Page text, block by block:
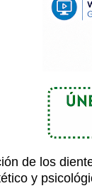
de los
y